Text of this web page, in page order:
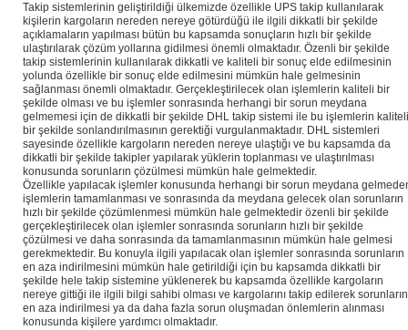
Takip sistemlerinin geliştirildiği ülkemizde özellikle UPS takip kullanılarak
kişilerin kargoların nereden nereye götürdüğü ile ilgili dikkatli bir şekilde
açıklamaların yapılması bütün bu kapsamda sonuçların hızlı bir şekilde
ulaştırılarak çözüm yollarına gidilmesi önemli olmaktadır. Özenli bir şekilde
takip sistemlerinin kullanılarak dikkatli ve kaliteli bir sonuç elde edilmesinin
yolunda özellikle bir sonuç elde edilmesini mümkün hale gelmesinin
sağlanması önemli olmaktadır. Gerçekleştirilecek olan işlemlerin kaliteli bir
şekilde olması ve bu işlemler sonrasında herhangi bir sorun meydana
gelmemesi için de dikkatli bir şekilde DHL takip sistemi ile bu işlemlerin kaliteli
bir şekilde sonlandırılmasının gerektiği vurgulanmaktadır. DHL sistemleri
sayesinde özellikle kargoların nereden nereye ulaştığı ve bu kapsamda da
dikkatli bir şekilde takipler yapılarak yüklerin toplanması ve ulaştırılması
konusunda sorunların çözülmesi mümkün hale gelmektedir.
Özellikle yapılacak işlemler konusunda herhangi bir sorun meydana
işlemlerin tamamlanması ve sonrasında da meydana gelecek olan sorunların
hızlı bir şekilde çözümlenmesi mümkün hale gelmektedir özenli bir şekilde
gerçekleştirilecek olan işlemler sonrasında sorunların hızlı bir şekilde
çözülmesi ve daha sonrasında da tamamlanmasının mümkün hale gelmesi
gerekmektedir. Bu konuyla ilgili yapılacak olan işlemler sonrasında sorunların
en aza indirilmesini mümkün hale getirildiği için bu kapsamda dikkatli bir
şekilde hele takip sistemine yüklenerek bu kapsamda özellikle kargoların
nereye gittiği ile ilgili bilgi sahibi olması ve kargolarını takip edilerek sorunların
en aza indirilmesi ya da daha fazla sorun oluşmadan önlemlerin alınması
konusunda kişilere yardımcı olmaktadır.